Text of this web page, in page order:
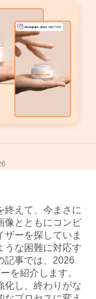
終えて、今まさに
像とともにコンピ
ザーを探していま
うな困難に対応す
記事では、2026
を紹介します。
化し、終わりがな